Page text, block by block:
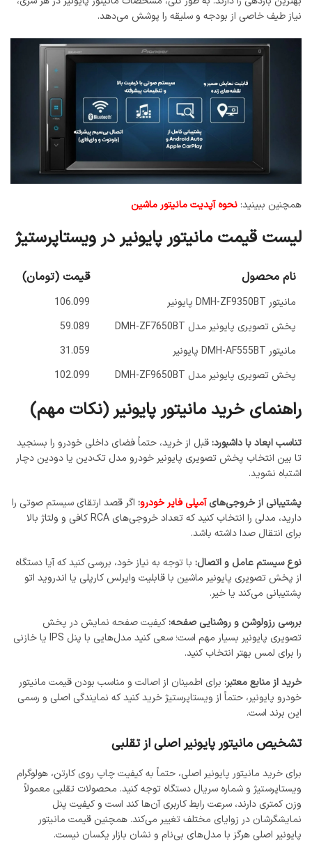
نیاز طیف خاصی از بودجه و سلیقه را پوشش می‌دهد.
همچنین ببینید: نحوه آپدیت مانیتور ماشین
لیست قیمت مانیتور پایونیر در ویستاپرستیژ
نام محصول قیمت (تومان)
مانیتور DMH-ZF9350BT پایونیر
106.099
پخش تصویری پایونیر مدل DMH-ZF7650BT
59.089
مانیتور DMH-AF555BT پایونیر
31.059
پخش تصویری پایونیر مدل DMH-ZF9650BT
102.099
راهنمای خرید مانیتور پایونیر (نکات مهم)
تناسب ابعاد با داشبورد:قبل از خرید، حتماً فضای داخلی خودرو را بسنجید
تا بین انتخاب پخش تصویری پایونیر خودرو مدل تک‌دین یا دودین دچار
اشتباه نشوید.
پشتیبانی از خروجی‌هایآمپلی‌ فایر خودرو: اگر قصد ارتقای سیستم صوتی را
دارید، مدلی را انتخاب کنید که تعداد خروجی‌های RCA کافی و ولتاژ بالا
برای انتقال صدا داشته باشد.
نوع سیستم عامل و اتصال: با توجه به نیاز خود، بررسی کنید که آیا دستگاه
از پخش تصویری پایونیر ماشین با قابلیت وایرلس کارپلی یا اندروید اتو
پشتیبانی می‌کند یا خیر.
بررسی رزولوشن و روشنایی صفحه:کیفیت صفحه نمایش در پخش
تصویری پایونیر بسیار مهم است؛ سعی کنید مدل‌هایی با پنل IPS یا خازنی
را برای لمس بهتر انتخاب کنید.
خرید از منابع معتبر: برای اطمینان از اصالت و مناسب بودن قیمت مانیتور
خودرو پایونیر، حتماً از ویستاپرستیژ خرید کنید که نمایندگی اصلی و رسمی
این برند است.
تشخیص مانیتور پایونیر اصلی از تقلبی
برای خرید مانیتور پایونیر اصلی، حتماً به کیفیت چاپ روی کارتن، هولوگرام
ویستاپرستیژ و شماره سریال دستگاه توجه کنید. محصولات تقلبی معمولاً
وزن کمتری دارند، سرعت رابط کاربری آن‌ها کند است و کیفیت پنل
نمایشگرشان در زوایای مختلف تغییر می‌کند. همچنین قیمت مانیتور
پایونیر اصلی هرگز با مدل‌های بی‌نام و نشان بازار یکسان نیست.